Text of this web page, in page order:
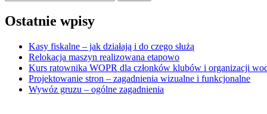
Ostatnie wpisy
Kasy fiskalne – jak działają i do czego służą
Relokacja maszyn realizowana etapowo
Kurs ratownika WOPR dla członków klubów i organizacji
Projektowanie stron – zagadnienia wizualne i funkcjonalne
Wywóz gruzu – ogólne zagadnienia